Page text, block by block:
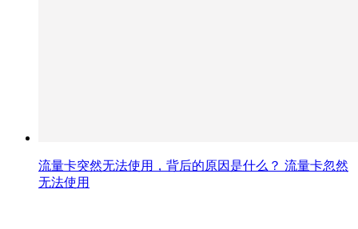
流量卡突然无法使用，背后的原因是什么？ 流量卡忽然
无法使用